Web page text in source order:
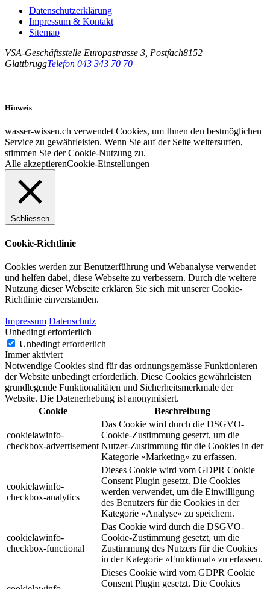
Datenschutzerklärung
Impressum & Kontakt
Sitemap
VSA-Geschäftsstelle Europastrasse 3, Postfach8152
GlattbruggTelefon 043 343 70 70
Hinweis
wasser-wissen.ch verwendet Cookies, um Ihnen den bestmöglichen
Service zu gewährleisten. Wenn Sie auf der Seite weitersurfen,
stimmen Sie der Cookie-Nutzung zu.
Alle akzeptierenCookie-Einstellungen
Schliessen
Cookie-Richtlinie
Cookies werden zur Benutzerführung und Webanalyse verwendet
und helfen dabei, diese Webseite zu verbessern. Durch die weitere
Nutzung dieser Webseite erklären Sie sich mit unserer Cookie-
Richtlinie einverstanden.
Impressum Datenschutz
Unbedingt erforderlich
Unbedingt erforderlich
Immer aktiviert
Notwendige Cookies sind für das ordnungsgemässe Funktionieren
der Website unbedingt erforderlich. Diese Cookies gewährleisten
grundlegende Funktionalitäten und Sicherheitsmerkmale der
Website. Die Datenerhebung ist anonymisiert.
Cookie
Beschreibung
cookielawinfo-
checkbox-advertisement
Das Cookie wird durch die DSGVO-
Cookie-Zustimmung gesetzt, um die
Nutzer-Zustimmung für die Cookies in der
Kategorie «Marketing» zu erfassen.
cookielawinfo-
checkbox-analytics
Dieses Cookie wird vom GDPR Cookie
Consent Plugin gesetzt. Die Cookies
werden verwendet, um die Einwilligung
des Benutzers für die Cookies in der
Kategorie «Analyse» zu speichern.
cookielawinfo-
checkbox-functional
Das Cookie wird durch die DSGVO-
Cookie-Zustimmung gesetzt, um die
Zustimmung des Nutzers für die Cookies
in der Kategorie «Funktional» zu erfassen.
Dieses Cookie wird vom GDPR Cookie
Consent Plugin gesetzt. Die Cookies